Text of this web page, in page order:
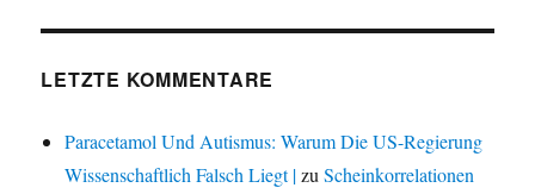
LETZTE KOMMENTARE
Paracetamol Und Autismus: Warum Die US-Regierung
Wissenschaftlich Falsch Liegt |zuScheinkorrelationen